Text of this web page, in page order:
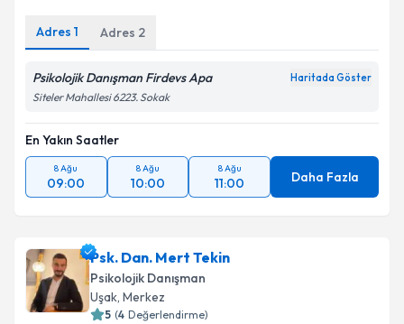
Adres 1 Adres 2
Psikolojik Danışman Firdevs Apa Haritada Göster
Siteler Mahallesi 6223. Sokak
En Yakın Saatler
8 Ağu
09:00
8 Ağu
10:00
8 Ağu
11:00 Daha Fazla
Psk. Dan. Mert Tekin
Psikolojik Danışman
Uşak, Merkez
5 (4 Değerlendirme)